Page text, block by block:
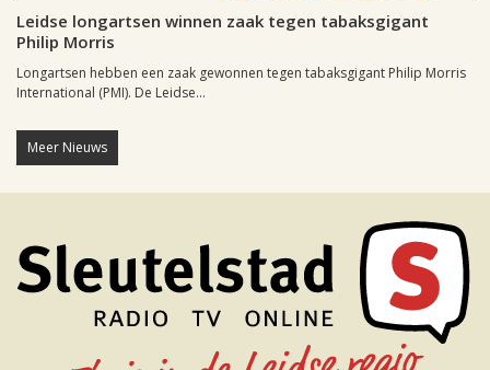
Leidse longartsen winnen zaak tegen tabaksgigant
Philip Morris
Longartsen hebben een zaak gewonnen tegen tabaksgigant Philip Morris
International (PMI). De Leidse...
Meer Nieuws